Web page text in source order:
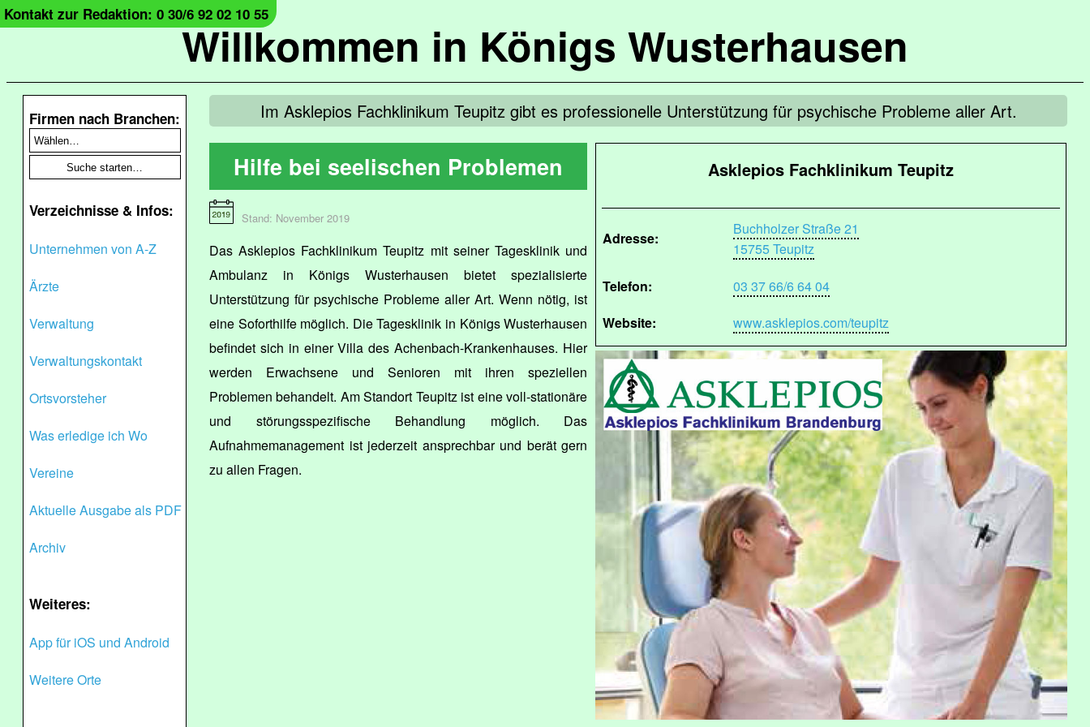
Willkommen in Königs Wusterhausen
Kontakt zur Redaktion: 0 30/6 92 02 10 55
Firmen nach Branchen:
Verzeichnisse & Infos:
Unternehmen von A-Z
Ärzte
Verwaltung
Verwaltungskontakt
Ortsvorsteher
Was erledige ich Wo
Vereine
Aktuelle Ausgabe als PDF
Archiv
Weiteres:
App für iOS und Android
Weitere Orte
Im Asklepios Fachklinikum Teupitz gibt es professionelle Unterstützung für psychische Probleme aller Art.
Asklepios Fachklinikum Teupitz
Adresse:
Buchholzer Straße 21
15755 Teupitz
Telefon:
03 37 66/6 64 04
Website:
www.asklepios.com/teupitz
Hilfe bei seelischen Problemen
Stand: November 2019
Das Asklepios Fachklinikum Teupitz mit seiner Tagesklinik und
Ambulanz in Königs Wusterhausen bietet spezialisierte
Unterstützung für psychische Probleme aller Art. Wenn nötig, ist
eine Soforthilfe möglich. Die Tagesklinik in Königs Wusterhausen
befindet sich in einer Villa des Achenbach-Krankenhauses. Hier
werden Erwachsene und Senioren mit ihren speziellen
Problemen behandelt. Am Standort Teupitz ist eine voll-stationäre
und störungsspezifische Behandlung möglich. Das
Aufnahmemanagement ist jederzeit ansprechbar und berät gern
zu allen Fragen.